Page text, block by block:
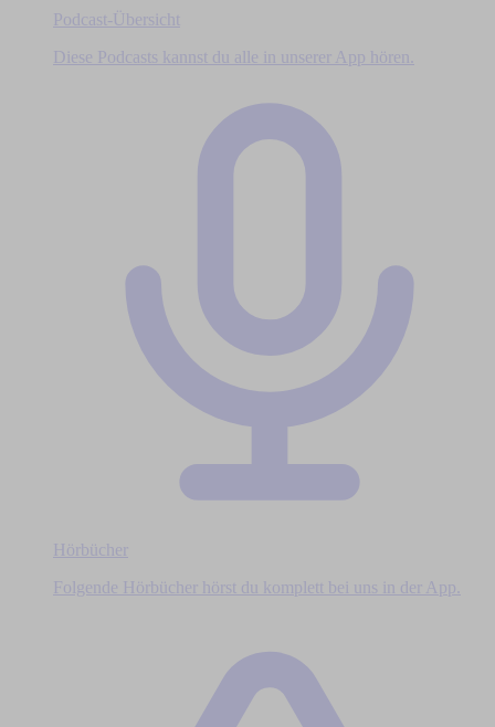
Podcast-Übersicht
Diese Podcasts kannst du alle in unserer App hören.
Hörbücher
Folgende Hörbücher hörst du komplett bei uns in der App.